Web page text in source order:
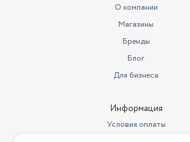
настенная
Максимальная мощность (кВт)
20
21.01.2026
Максимальное давление воды
8
О компании
Магазины
Бренды
Блог
Для бизнеса
Информация
Условия оплаты